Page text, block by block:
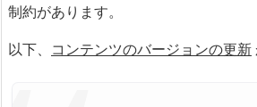
制約があります。
以下、 コンテンツのバージョンの更新